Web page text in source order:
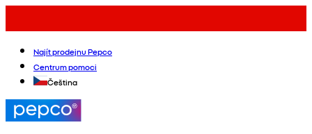
Najít prodejnu Pepco
Centrum pomoci
Čeština